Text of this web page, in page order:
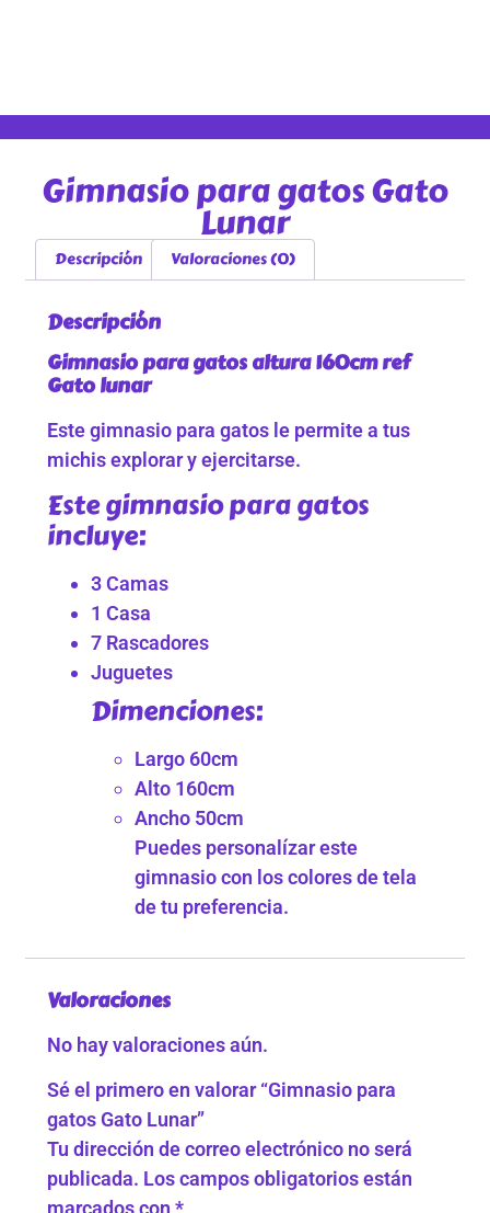
Gimnasio para gatos Gato
Lunar
Descripción Valoraciones (0)
Descripción
Gimnasio para gatos altura 160cm ref
Gato lunar
Este gimnasio para gatos le permite a tus
michis explorar y ejercitarse.
Este gimnasio para gatos
incluye:
3 Camas
1 Casa
7 Rascadores
Juguetes
Dimenciones:
Largo 60cm
Alto 160cm
Ancho 50cm
Puedes personalízar este
gimnasio con los colores de tela
de tu preferencia.
Valoraciones
No hay valoraciones aún.
Sé el primero en valorar “Gimnasio para
gatos Gato Lunar”
Tu dirección de correo electrónico no será
publicada. Los campos obligatorios están
marcados con*